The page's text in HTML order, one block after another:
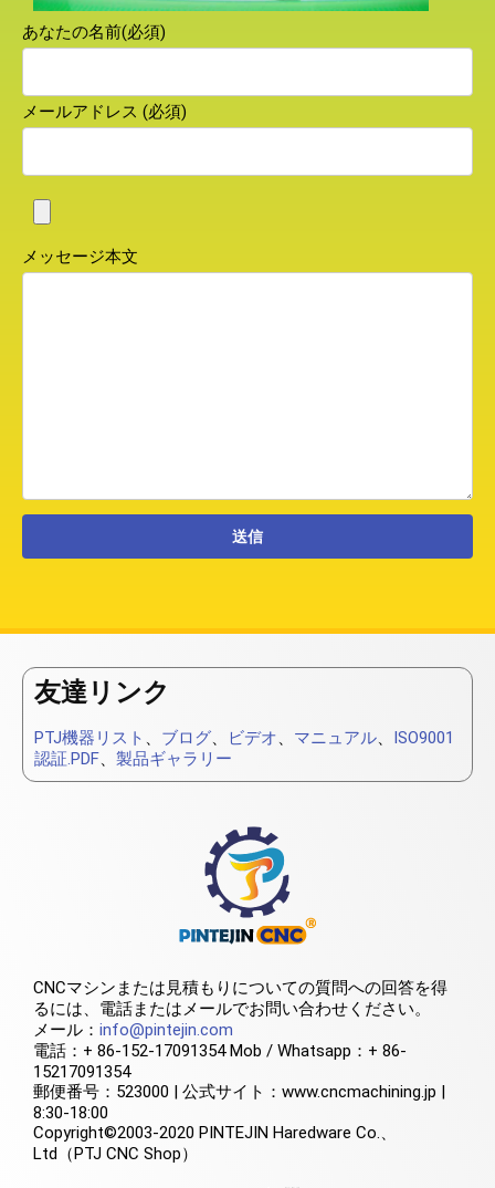
あなたの名前(必須)
メールアドレス (必須)
メッセージ本文
友達リンク
PTJ機器リスト 、 ブログ、 ビデオ、 マニュアル、 ISO9001
認証.PDF、 製品ギャラリー
CNCマシンまたは見積もりについての質問への回答を得
るには、電話またはメールでお問い合わせください。
メール： info@pintejin.com
電話：+ 86-152-17091354 Mob / Whatsapp：+ 86-
15217091354
郵便番号：523000 | 公式サイト：www.cncmachining.jp |
8:30-18:00
Copyright©2003-2020 PINTEJIN Haredware Co.、
Ltd（PTJ CNC Shop）